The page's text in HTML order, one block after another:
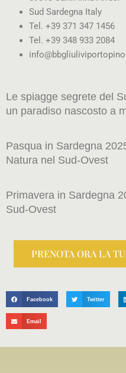
Sud Sardegna Italy
Tel. +39 371 347 1456
Tel. +39 348 933 2084
Le spiagge segrete del
un paradiso nascosto a
Pasqua in Sardegna
Natura nel Sud-Ovest
Primavera in Sardegna
Sud-Ovest
PRENOTA ORA LA
Facebook Twitter
Email